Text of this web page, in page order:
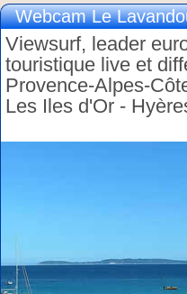
Webcam Le
Viewsurf, leader
touristique live et
Provence-Alpes-
Les Iles d'Or -